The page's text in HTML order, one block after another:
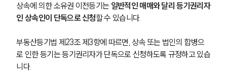
상속에 의한 소유권 이전등기는 일반적인 매매와 달리 등기권리자
인 상속인이 단독으로 신청할 수 있습니다.
부동산등기법 제23조 제3항에 따르면, 상속 또는 법인의 합병으
로 인한 등기는 등기권리자가 단독으로 신청하도록 규정하고 있습
니다.